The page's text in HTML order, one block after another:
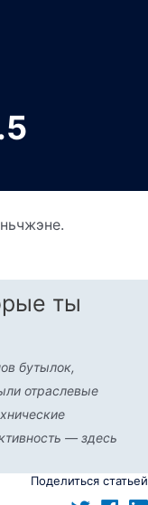
ты
бутылок,
отраслевые
— здесь
Поделиться статьей